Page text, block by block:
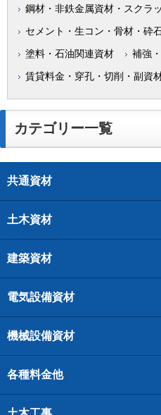
鋼材・非鉄金属資材・スクラ
セメント・生コン・骨材・砕
塗料・石油関連資材 補強
賃貸料金・穿孔・切削・副資
カテゴリー一覧
共通資材
土木資材
建築資材
電気設備資材
機械設備資材
各種料金他